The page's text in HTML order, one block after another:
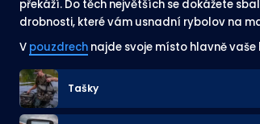
překáží. Do těch největších se dokážete
drobnosti, které vám usnadní rybolov na
V pouzdrech najde svoje místo hlavně
Tašky